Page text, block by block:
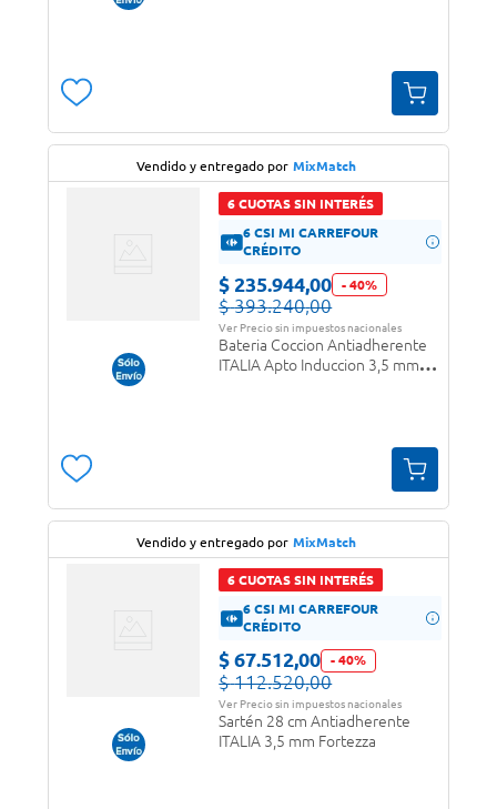
Vendido y entregado por MixMatch
6 CUOTAS SIN INTERÉS
6 CSI MI CARREFOUR
CRÉDITO
$ 235.944,00 -40%
$ 393.240,00
Ver Precio sin impuestos nacionales
Bateria Coccion Antiadherente
ITALIA Apto Induccion 3,5 mm
Vendido y entregado por MixMatch
6 CUOTAS SIN INTERÉS
6 CSI MI CARREFOUR
CRÉDITO
$ 67.512,00 -40%
$ 112.520,00
Ver Precio sin impuestos nacionales
Sartén 28 cm Antiadherente
ITALIA 3,5 mm Fortezza